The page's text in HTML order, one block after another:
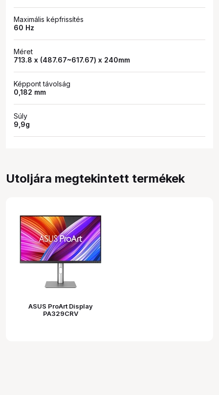
Maximális képfrissítés
60 Hz
Méret
713.8 x (487.67~617.67) x 240mm
Képpont távolság
0,182 mm
Súly
9,9g
Utoljára megtekintett termékek
ASUS ProArt Display
PA329CRV